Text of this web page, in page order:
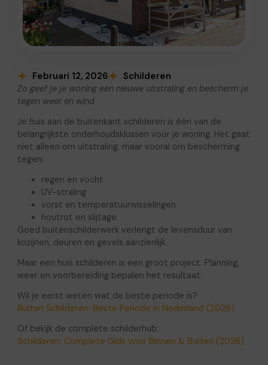
Februari 12, 2026 Schilderen
Zo geef je je woning een nieuwe uitstraling en bescherm je
tegen weer en wind
Je huis aan de buitenkant schilderen is één van de
belangrijkste onderhoudsklussen voor je woning. Het gaat
niet alleen om uitstraling, maar vooral om bescherming
tegen:
regen en vocht
UV-straling
vorst en temperatuurwisselingen
houtrot en slijtage
Goed buitenschilderwerk verlengt de levensduur van
kozijnen, deuren en gevels aanzienlijk.
Maar een huis schilderen is een groot project. Planning,
weer en voorbereiding bepalen het resultaat.
Wil je eerst weten wat de beste periode is?
Buiten Schilderen: Beste Periode in Nederland (2026)
Of bekijk de complete schilderhub:
Schilderen: Complete Gids voor Binnen & Buiten (2026)